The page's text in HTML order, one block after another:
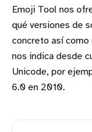
Emoji Tool nos
qué versiones de
concreto así
nos indica desde
Unicode, por
6.0 en 2010.